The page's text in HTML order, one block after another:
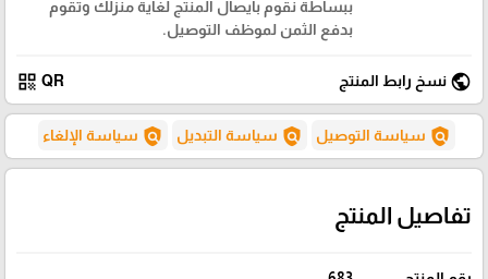
ببساطة نقوم بايصال المنتج لغاية منزلك وتقوم
بدفع الثمن لموظف التوصيل.
public نسخ رابط المنتج QR
qr_code
policy سياسة التوصيل policy سياسة التبديل policy سياسة الإلغاء
تفاصيل المنتج